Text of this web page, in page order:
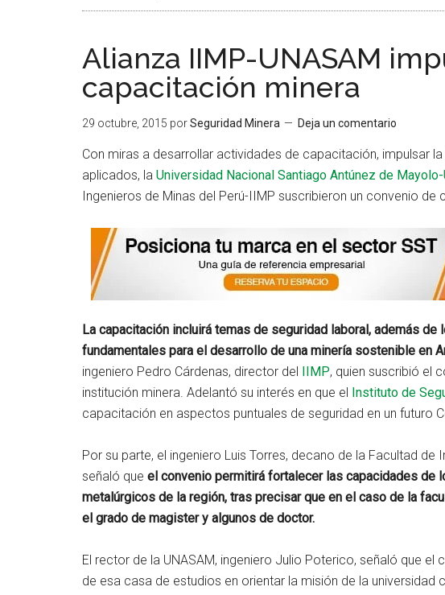
Alianza IIMP-UNASAM
capacitación minera
29 octubre, 2015 porSeguridad Minera Deja un comentario
Con miras a desarrollar actividades de capacitación, impulsar
aplicados, la Universidad Nacional Santiago Antúnez de
Ingenieros de Minas del Perú-IIMP suscribieron un convenio
La capacitación incluirá temas de seguridad laboral, además
fundamentales para el desarrollo de una minería sostenible en
ingeniero Pedro Cárdenas, director del IIMP, quien suscribió el
institución minera. Adelantó su interés en que el Instituto de
capacitación en aspectos puntuales de seguridad en un futuro
Por su parte, el ingeniero Luis Torres, decano de la Facultad de
señaló que el convenio permitirá fortalecer las capacidades de
metalúrgicos de la región, tras precisar que en el caso de la
el grado de magister y algunos de doctor.
El rector de la UNASAM, ingeniero Julio Poterico, señaló que el
de esa casa de estudios en orientar la misión de la universidad